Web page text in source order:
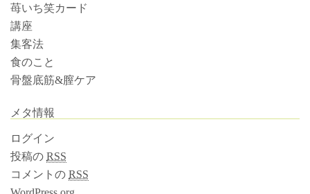
苺いち笑カード
講座
集客法
食のこと
骨盤底筋&膣ケア
メタ情報
ログイン
投稿の RSS
コメントの RSS